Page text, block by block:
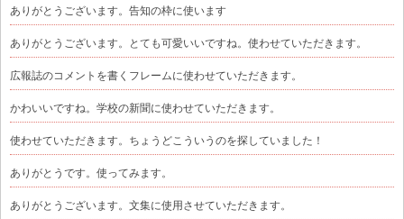
ありがとうございます。告知の枠に使います
ありがとうございます。とても可愛いいですね。使わせていただきます。
広報誌のコメントを書くフレームに使わせていただきます。
かわいいですね。学校の新聞に使わせていただきます。
使わせていただきます。ちょうどこういうのを探していました！
ありがとうです。使ってみます。
ありがとうございます。文集に使用させていただきます。